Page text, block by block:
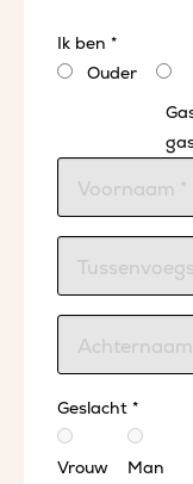
Ik ben *
Ouder
Geslacht *
Vrouw Man